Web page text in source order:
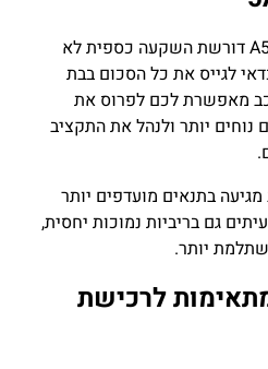
כמו כל רכב יוקרה, אאודי A5 דורשת השקעה כספית לא
לגייס את כל הסכום בבת
מאפשרת לכם לפרוס את
יותר ולנהל את התקציב
מגיעה בתנאים מועדפים יותר
גם בריביות נמוכות יחסית,
יותר.
לרכישת